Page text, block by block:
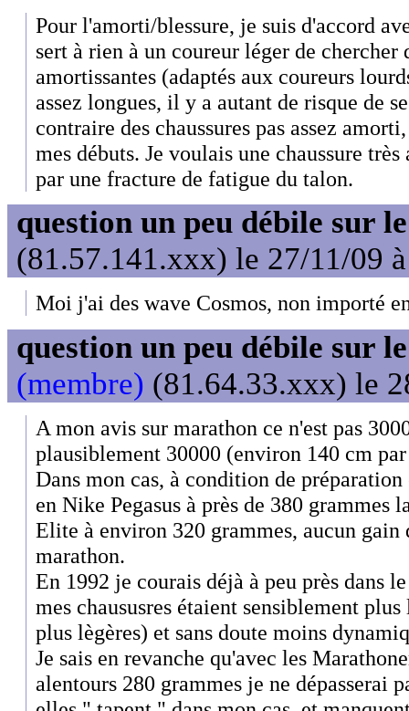
Pour l'amorti/blessure, je suis d'accord
sert à rien à un coureur léger de chercher
amortissantes (adaptés aux coureurs
assez longues, il y a autant de risque de
contraire des chaussures pas assez
mes débuts. Je voulais une chaussure
par une fracture de fatigue du talon.
question un peu débile sur
(81.57.141.xxx) le 27/11/09
Moi j'ai des wave Cosmos, non importé
question un peu débile sur
(membre) (81.64.33.xxx) le
A mon avis sur marathon ce n'est pas
plausiblement 30000 (environ 140 cm
Dans mon cas, à condition de
en Nike Pegasus à près de 380 grammes
Elite à environ 320 grammes, aucun gain
marathon.
En 1992 je courais déjà à peu près dans
mes chaususres étaient sensiblement
plus lègères) et sans doute moins
Je sais en revanche qu'avec les
alentours 280 grammes je ne dépasserai